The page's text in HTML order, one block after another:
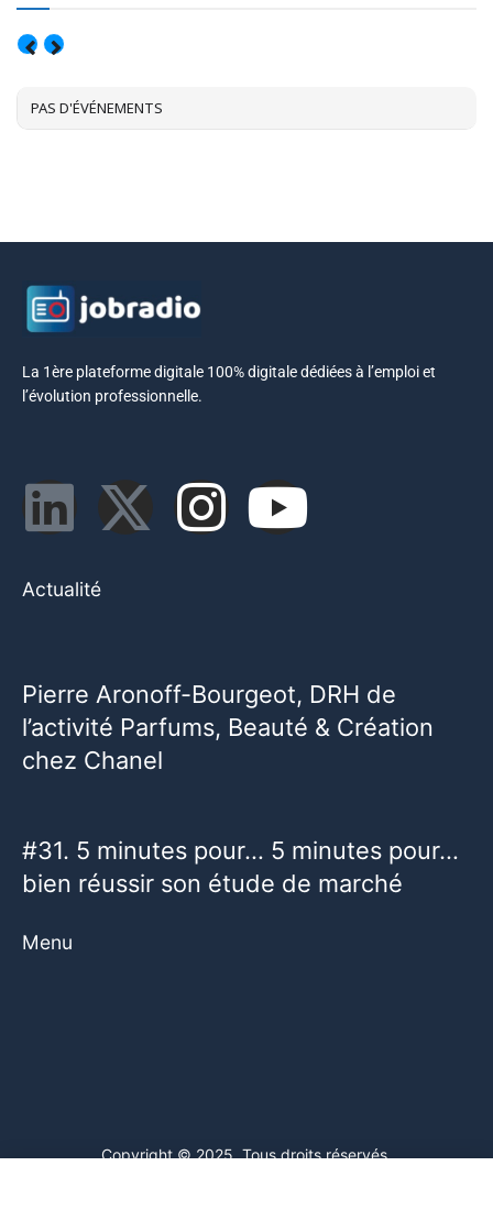
PAS D'ÉVÉNEMENTS
La 1ère plateforme digitale 100% digitale dédiées à l’emploi et
l’évolution professionnelle.
Actualité
Pierre Aronoff-Bourgeot, DRH de
l’activité Parfums, Beauté & Création
chez Chanel
#31. 5 minutes pour… 5 minutes pour…
bien réussir son étude de marché
Menu
Copyright © 2025. Tous droits réservés.